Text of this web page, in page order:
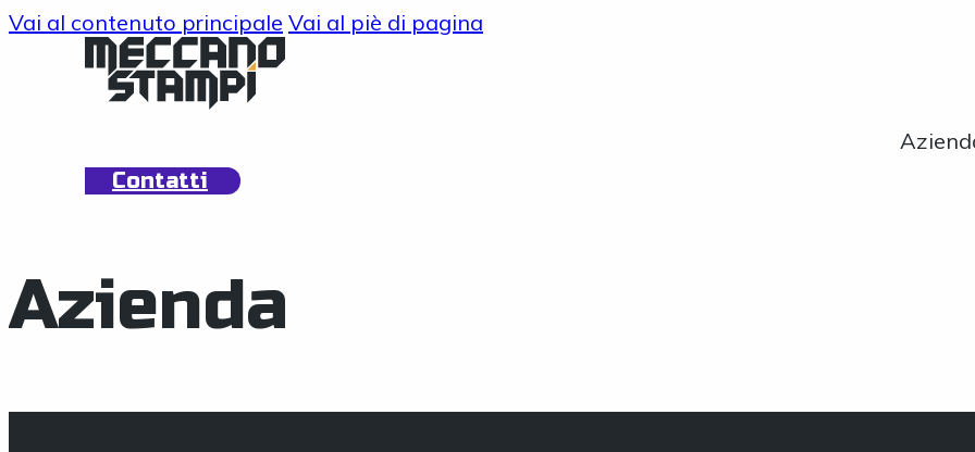
Vai al contenuto principale Vai al piè di pagina
Contatti
Azienda